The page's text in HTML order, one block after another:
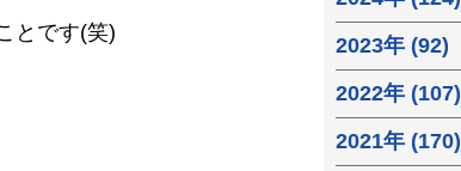
とです(笑)
2023年 (92)
2022年 (107)
2021年 (170)